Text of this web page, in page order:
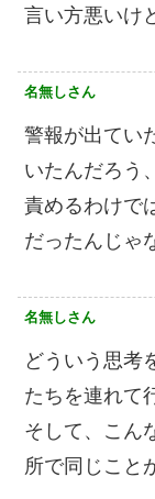
言い方悪いけ
名無しさん
警報が出てい
いたんだろう
責めるわけで
だったんじゃ
名無しさん
どういう思考
たちを連れて
そして、こん
所で同じこと